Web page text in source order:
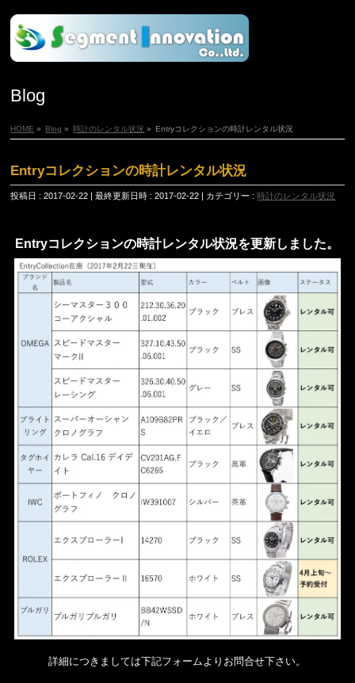
Blog
HOME » Blog » 時計のレンタル状況 » Entryコレクションの時計レンタル状況
Entryコレクションの時計レンタル状況
投稿日 : 2017-02-22 最終更新日時 : 2017-02-22 カテゴリー :時計のレンタル状況
Entryコレクションの時計レンタル状況を更新しました。
詳細につきましては下記フォームよりお問合せ下さい。